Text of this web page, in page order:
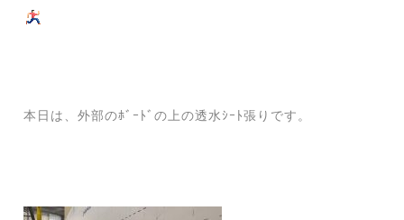
本日は、外部のﾎﾞｰﾄﾞの上の透水ｼｰﾄ張りです。